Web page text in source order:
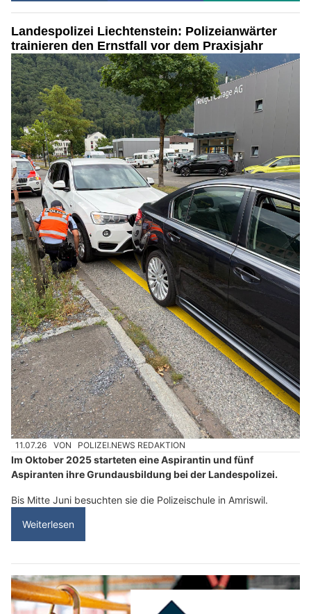
Landespolizei Liechtenstein: Polizeianwärter
trainieren den Ernstfall vor dem Praxisjahr
11.07.26 VON POLIZEI.NEWS REDAKTION
Im Oktober 2025 starteten eine Aspirantin und fünf
Aspiranten ihre Grundausbildung bei der Landespolizei.
Bis Mitte Juni besuchten sie die Polizeischule in Amriswil.
Weiterlesen